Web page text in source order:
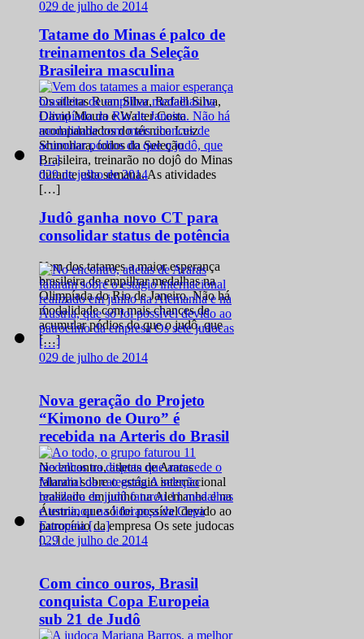
029 de julho de 2014
Tatame do Minas é palco de
treinamentos da Seleção
Brasileira masculina
Os atletas Ruan Silva, Rafael Silva,
David Moura e Walter Costa
acompanhados do técnico Luiz
Shinohara, todos da Seleção
Brasileira, treinarão no dojô do Minas
durante esta semana. As atividades
[…]
029 de julho de 2014
Judô ganha novo CT para
consolidar status de potência
Vem dos tatames a maior esperança
brasileira de empilhar medalhas na
Olimpíada do Rio de Janeiro. Não há
modalidade com mais chances de
acumular pódios do que o judô, que
[…]
029 de julho de 2014
Nova geração do Projeto
“Kimono de Ouro” é
recebida na Arteris do Brasil
No encontro, atletas de Araras
falaram sobre o estágio internacional
realizado em junho na Alemanha e na
Áustria, que só foi possível devido ao
patrocínio da empresa Os sete judocas
[…]
029 de julho de 2014
Com cinco ouros, Brasil
conquista Copa Europeia
sub 21 de Judô